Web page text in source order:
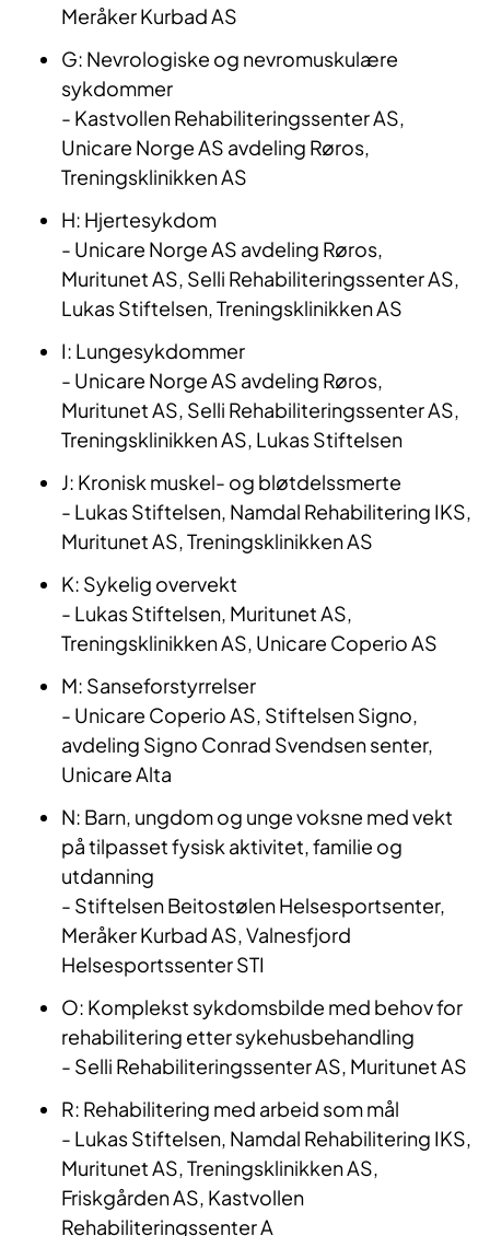
Meråker Kurbad AS
G: Nevrologiske og nevromuskulære
sykdommer
- Kastvollen Rehabiliteringssenter AS,
Unicare Norge AS avdeling Røros,
Treningsklinikken AS
H: Hjertesykdom
- Unicare Norge AS avdeling Røros,
Muritunet AS, Selli Rehabiliteringssenter AS,
Lukas Stiftelsen, Treningsklinikken AS
I: Lungesykdommer
- Unicare Norge AS avdeling Røros,
Muritunet AS, Selli Rehabiliteringssenter AS,
Treningsklinikken AS, Lukas Stiftelsen
J: Kronisk muskel- og bløtdelssmerte
- Lukas Stiftelsen, Namdal Rehabilitering IKS,
Muritunet AS, TreningsklinikkenAS
K: Sykelig overvekt
- Lukas Stiftelsen, Muritunet AS,
Treningsklinikken AS, Unicare Coperio AS
M: Sanseforstyrrelser
- Unicare Coperio AS, Stiftelsen Signo,
avdeling Signo Conrad Svendsen senter,
Unicare Alta
N: Barn, ungdom og unge voksne med vekt
på tilpasset fysisk aktivitet, familie og
utdanning
- Stiftelsen Beitostølen Helsesportsenter,
Meråker Kurbad AS, Valnesfjord
Helsesportssenter STI
O: Komplekst sykdomsbilde med behov for
rehabilitering etter sykehusbehandling
- Selli Rehabiliteringssenter AS, Muritunet AS
R: Rehabilitering med arbeid som mål
- Lukas Stiftelsen, Namdal Rehabilitering IKS,
Muritunet AS, TreningsklinikkenAS,
Friskgården AS, Kastvollen
Rehabiliteringssenter A